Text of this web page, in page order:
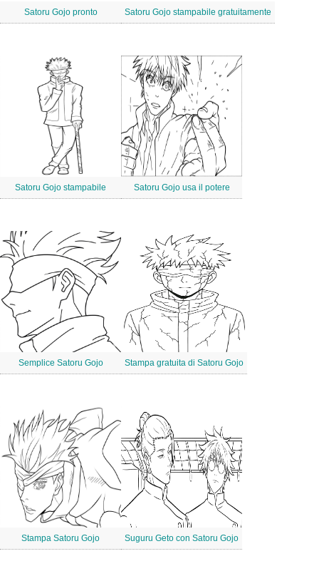
Satoru Gojo pronto Satoru Gojo stampabile gratuitamente
Satoru Gojo stampabile Satoru Gojo usa il potere
Semplice Satoru Gojo Stampa gratuita di Satoru Gojo
Stampa Satoru Gojo Suguru Geto con Satoru Gojo